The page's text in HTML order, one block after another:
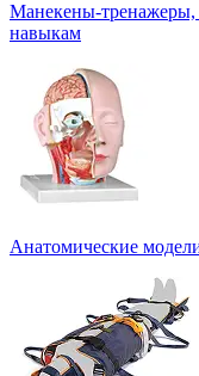
Манекены-
навыкам
Анатомические